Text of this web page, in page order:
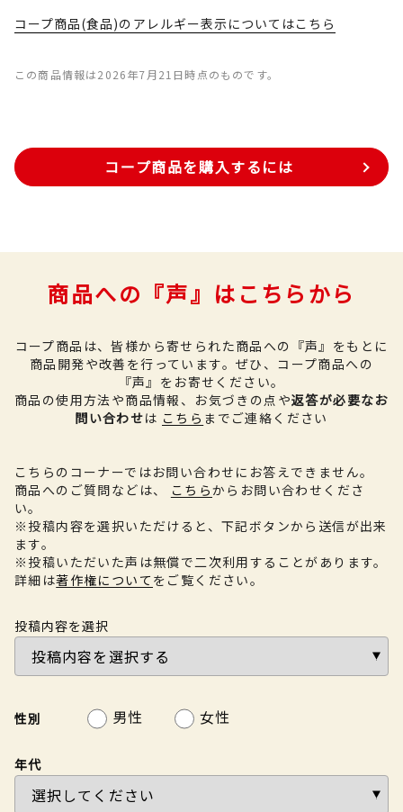
コープ商品(食品)のアレルギー表示についてはこちら
この商品情報は2026年7月21日時点のものです。
コープ商品を購入するには
商品への『声』はこちらから
コープ商品は、皆様から寄せられた商品への『声』をもとに
商品開発や改善を行っています。 ぜひ、コープ商品への
『声』をお寄せください。
商品の使用方法や商品情報、お気づきの点や返答が必要なお
問い合わせは こちら までご連絡ください
こちらのコーナーではお問い合わせにお答えできません。
商品へのご質問などは、
こちらからお問い合わせくださ
い。
※投稿内容を選択いただけると、下記ボタンから送信が出来
ます。
※投稿いただいた声は無償で二次利用することがあります。
詳細は著作権について をご覧ください。
投稿内容を選択
性別 男性 女性
年代